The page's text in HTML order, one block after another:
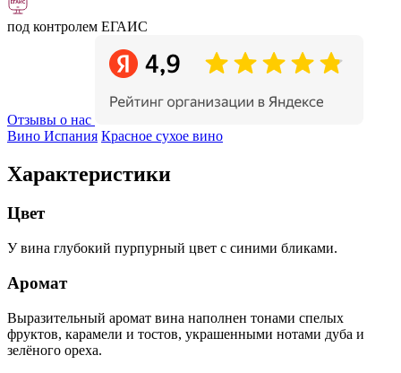
под контролем ЕГАИС
Отзывы о нас
Вино Испания Красное сухое вино
Характеристики
Цвет
У вина глубокий пурпурный цвет с синими бликами.
Аромат
Выразительный аромат вина наполнен тонами спелых
фруктов, карамели и тостов, украшенными нотами дуба и
зелёного ореха.